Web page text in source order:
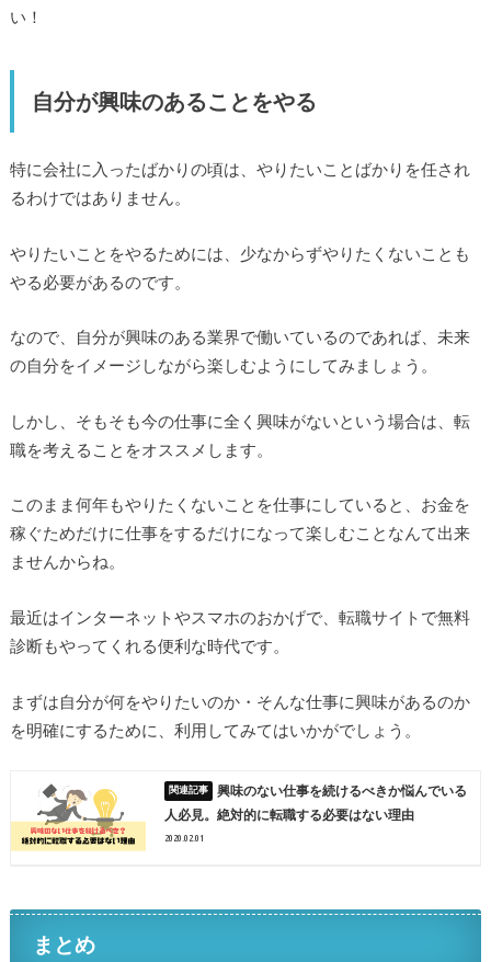
い！
自分が興味のあることをやる
特に会社に入ったばかりの頃は、やりたいことばかりを任され
るわけではありません。
やりたいことをやるためには、少なからずやりたくないことも
やる必要があるのです。
なので、自分が興味のある業界で働いているのであれば、未来
の自分をイメージしながら楽しむようにしてみましょう。
しかし、そもそも今の仕事に全く興味がないという場合は、転
職を考えることをオススメします。
このまま何年もやりたくないことを仕事にしていると、お金を
稼ぐためだけに仕事をするだけになって楽しむことなんて出来
ませんからね。
最近はインターネットやスマホのおかげで、転職サイトで無料
診断もやってくれる便利な時代です。
まずは自分が何をやりたいのか・そんな仕事に興味があるのか
を明確にするために、利用してみてはいかがでしょう。
興味のない仕事を続けるべきか悩んでいる
人必見。絶対的に転職する必要はない理由
2020.02.01
まとめ